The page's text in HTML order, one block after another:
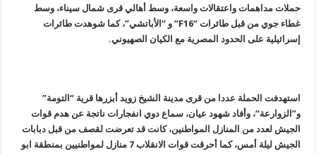
حملات مداهمات واعتقالات واسعة، وسط أهالي قرى شمال سيناء، وسط
غطاء جوي من قبل طائرات“F16”
و “الأباتشي”، كما شوهدت طائرات
إسرائيلية على الحدود المصرية مع الكيان الصهيوني.
استهدفت الحملة عددا من قرى مدينة الشيخ زويد أبزرها قرية “التومة”
و”الزوارعة“، وأفاد شهود عيان، سماع دوي انفجارات ناتجة عن هدم قوات
الجيش لعدد من المنازل المواطنين، كانت قد تعرضت لقصف من قبل دبابات
الجيش ليلة أمس، كما أحرقت قوات الانقلاب 7 منازل لمواطنيين بمنطقة ابو